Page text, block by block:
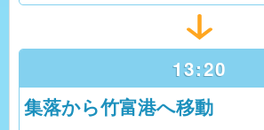
13:20
集落から竹富港へ移動